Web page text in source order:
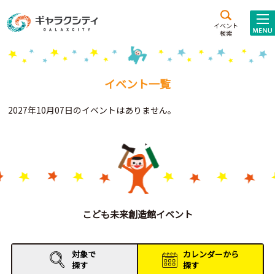
イベント
検索
施設案内
こども
西新井
施設･
Gがくえん
お知らせ
イベントレポート
イベント一覧
2027年10月07日のイベントはありません。
こども未来創造館イベント
対象で
探す
カレンダーから
探す